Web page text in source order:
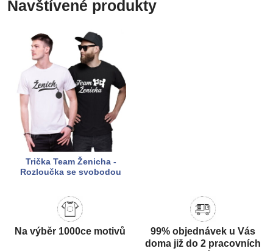
Navštívené produkty
Trička Team Ženicha -
Rozloučka se svobodou
Na výběr 1000ce motivů
99% objednávek u Vás
doma již do 2 pracovních